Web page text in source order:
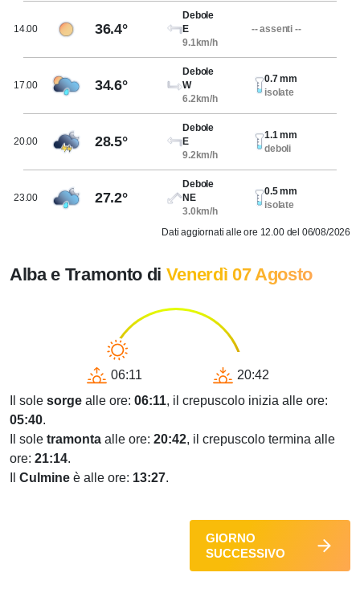
14.00 36.4°
Debole
E
9.1km/h
-- assenti --
17.00 34.6°
Debole
W
6.2km/h
0.7 mm
isolate
20.00 28.5°
Debole
E
9.2km/h
1.1 mm
deboli
23.00 27.2°
Debole
NE
3.0km/h
0.5 mm
isolate
Dati aggiornati alle ore 12.00 del 06/08/2026
Alba e Tramonto di Venerdì 07 Agosto
06:11
20:42
Il sole sorge alle ore: 06:11, il crepuscolo inizia alle ore:
05:40.
Il sole tramonta alle ore: 20:42, il crepuscolo termina alle
ore: 21:14.
Culmine è alle ore: 13:27.
GIORNO
SUCCESSIVO